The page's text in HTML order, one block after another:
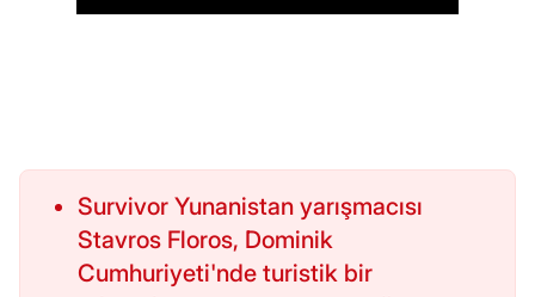
Survivor Yunanistan yarışmacısı
Stavros Floros, Dominik
Cumhuriyeti'nde turistik bir